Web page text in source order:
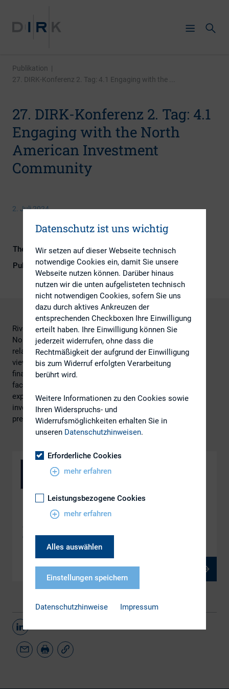
Publikation |
27. DIRK-Konferenz 2. Tag: 4.1 Engaging with the ...
27. DIRK-Konferenz 2. Tag: 4.1
Engaging with the North
American Investment
Community
2. Juli 2024
Themengebiete
Investoren, IR-Kompetenz
Publikationsform
DIRK-Publikationen
Rivel’s session has delved into the wants and needs of
North American investment professionals today:
relative bullish or bearish
views on the economy and investment risks
financial metrics and intangible
factors driving their investment decisions
expectations regarding proactive
investor outreach and management engagement
preferences for guidance and transparency.
DOWNLOAD
4.1 Engaging with the North American Investment
Community
Datenschutz ist uns wichtig
Wir setzen auf dieser Webseite technisch
notwendige Cookies ein, damit Sie unsere
Webseite nutzen können. Darüber hinaus
nutzen wir die unten aufgelisteten technisch
nicht notwendigen Cookies, sofern Sie uns
dazu durch aktives Ankreuzen der
entsprechenden Checkboxen Ihre Einwilligung
erteilt haben. Ihre Einwilligung können Sie
jederzeit widerrufen, ohne dass die
Rechtmäßigkeit der aufgrund der Einwilligung
bis zum Widerruf erfolgten Verarbeitung
berührt wird.
Weitere Informationen zu den Cookies sowie
Ihren Widerspruchs- und
Widerrufsmöglichkeiten erhalten Sie in
unseren Datenschutzhinweisen.
Erforderliche Cookies
mehr erfahren
Leistungsbezogene Cookies
mehr erfahren
Alles auswählen
Einstellungen speichern
Datenschutzhinweise Impressum